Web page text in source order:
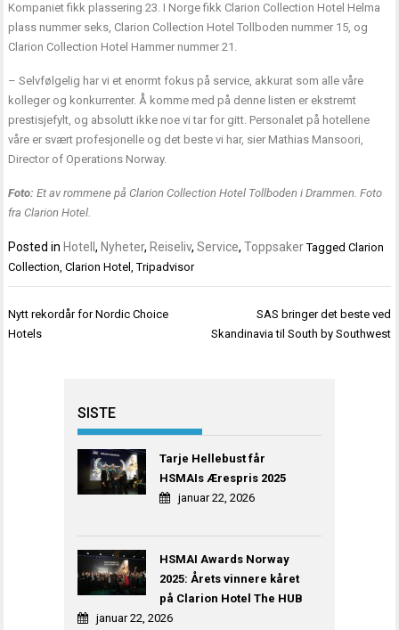
Kompaniet fikk plassering 23. I Norge fikk Clarion Collection Hotel Helma
plass nummer seks, Clarion Collection Hotel Tollboden nummer 15, og
Clarion Collection Hotel Hammer nummer 21.
– Selvfølgelig har vi et enormt fokus på service, akkurat som alle våre
kolleger og konkurrenter. Å komme med på denne listen er ekstremt
prestisjefylt, og absolutt ikke noe vi tar for gitt. Personalet på hotellene
våre er svært profesjonelle og det beste vi har, sier Mathias Mansoori,
Director of Operations Norway.
Foto: Et av rommene på Clarion Collection Hotel Tollboden i Drammen. Foto
fra Clarion Hotel.
Posted in Hotell, Nyheter, Reiseliv,Service,Toppsaker TaggedClarion
Collection,Clarion Hotel,Tripadvisor
Innleggsnavigasjon
Nytt rekordår for Nordic Choice
Hotels
SAS bringer det beste ved
Skandinavia til South by Southwest
SISTE
Tarje Hellebust får
HSMAIs Ærespris 2025
januar 22, 2026
HSMAI Awards Norway
2025: Årets vinnere kåret
på Clarion Hotel The HUB
januar 22, 2026